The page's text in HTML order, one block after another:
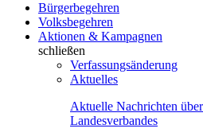
Bürgerbegehren
Volksbegehren
Aktionen & Kampagnen
schließen
Verfassungsänderung
Aktuelles
Aktuelle Nachrichten
Landesverbandes